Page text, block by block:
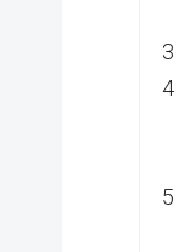
3
4
5